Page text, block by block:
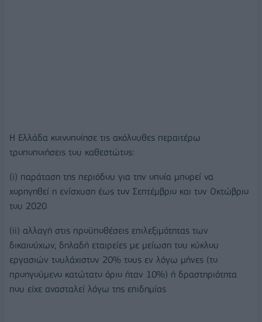
Η Ελλάδα κοινοποίησε τις ακόλουθες περαιτέρω
τροποποιήσεις του καθεστώτος:
(i) παράταση της περιόδου για την οποία μπορεί να
χορηγηθεί η ενίσχυση έως τον Σεπτέμβριο και τον Οκτώβριο
του 2020
(ii) αλλαγή στις προϋποθέσεις επιλεξιμότητας των
δικαιούχων, δηλαδή εταιρείες με μείωση του κύκλου
εργασιών τουλάχιστον 20% τους εν λόγω μήνες (το
προηγούμενο κατώτατο όριο ήταν 10%) ή δραστηριότητα
που είχε ανασταλεί λόγω της επιδημίας